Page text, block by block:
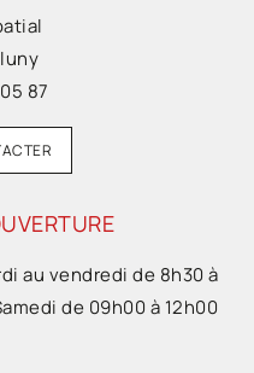
87
au vendredi de 8h30 à
de 09h00 à 12h00